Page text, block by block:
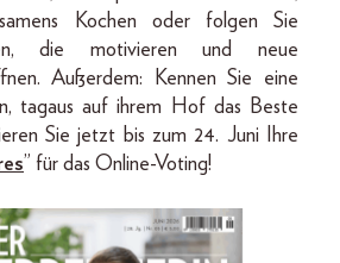
Kochen oder folgen Sie
die motivieren und neue
Außerdem: Kennen Sie eine
tagaus auf ihrem Hof das Beste
Sie jetzt bis zum 24. Juni Ihre
” für das Online-Voting!